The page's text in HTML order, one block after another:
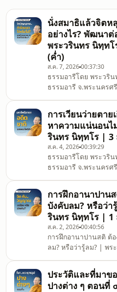
นั่งสมาธิแล้วจิตห
อย่างไร? พัฒนาต่
พระวรินทร นิทฺท
(ค่ำ)
ส.ค. 7, 202600:37:30
ธรรมอารีโดย พระวริ
ธรรมอารี จ.พระนครศ
Facebook ช่องทางสื่อส
www.facebook.com/
Facebook ข่าวสารปร
www.facebook.com/
YouTube คลังวิดีโอ :
www.youtube.com/
Instagram คลังภาพ :
SoundCloud คลังเสีย
@dhamma_aree
การปฏิบ
การเวียนว่ายตา
หาความแน่นอนไ
รินทร นิทฺทโร | 3
ส.ค. 4, 202600:39:29
ธรรมอารีโดย พระวริ
ธรรมอารี จ.พระนครศ
Facebook ช่องทางสื่อส
www.facebook.com/
Facebook ข่าวสารป
www.facebook.com/
YouTube คลังวิดีโอ :
www.youtube.com/
Instagram คลังภาพ :
SoundCloud คลังเสีย
@dhamma_aree
การฝึกอานาปาน
บังคับลม? หรือว่า
รินทร นิทฺทโร | 1
ส.ค. 2, 202600:40:56
การฝึกอานาปานสติ ต้
ลม? หรือว่ารู้ลม? | พ
นิททโร ณ สวนธรรมอารี
จ.พระนครศรีอยุธยา (
2569 ติดตามธรรมะเพิ่มเติมได้ที่
ประวัติและที่มาข
ปางต่าง ๆ ตอนที่